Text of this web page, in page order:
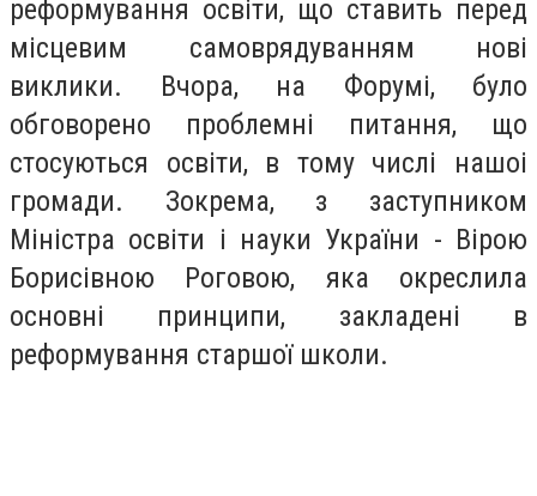
реформування освіти, що ставить перед
місцевим самоврядуванням нові
виклики. Вчора, на Форумі, було
обговорено проблемні питання, що
стосуються освіти, в тому числі нашоі
громади. Зокрема, з заступником
Міністра освіти і науки України - Вірою
Борисівною Роговою, яка окреслила
основні принципи, закладені в
реформування старшої школи.